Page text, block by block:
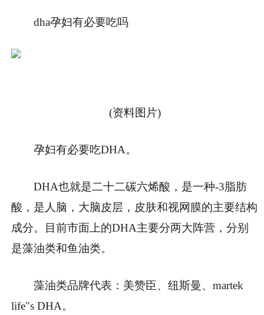
dha孕妇有必要吃吗
(资料图片)
孕妇有必要吃DHA。
DHA也就是二十二碳六烯酸，是一种-3脂肪
酸，是人脑，大脑皮层，皮肤和视网膜的主要结构
成分。目前市面上的DHA主要分两大阵营，分别
是藻油类和鱼油类。
藻油类品牌代表：美赞臣、纽斯曼、martek
life"s DHA。